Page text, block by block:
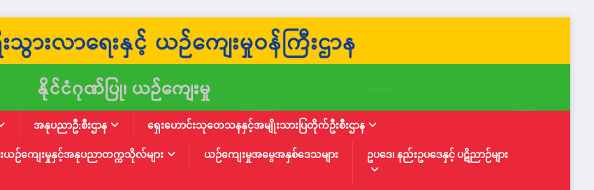
အနုပညာဦ:စီးဌာန
ရှေးဟောင်းသုတေသနနှင့်အမျိုးသားပြတိုက်ဦးစီးဌာန
ယဉ်ကျေးမှုနှင့်အနုပညာတက္ကသိုလ်များ ယဉ်ကျေးမှုအမွေအနှစ်ဒေသများ ဥပဒေ၊ နည်းဥပဒေနှင့် ပဋိညာဉ်များ